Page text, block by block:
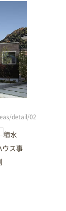
detail/02